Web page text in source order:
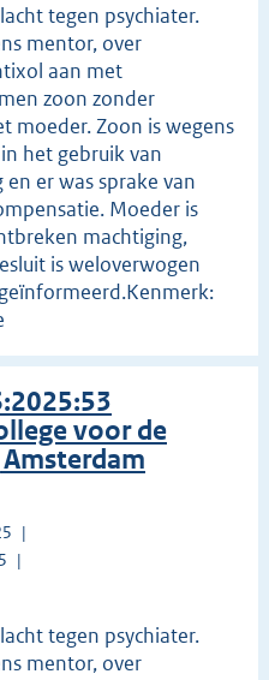
tegen psychiater.
mentor, over
aan met
zoon zonder
moeder. Zoon is wegens
het gebruik van
er was sprake van
Moeder is
machtiging,
is weloverwogen
voor de
tegen psychiater.
mentor, over